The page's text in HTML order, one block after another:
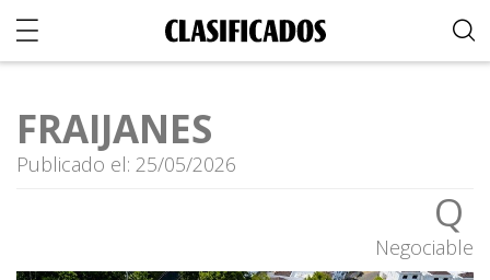
FRAIJANES
Publicado el: 25/05/2026
Q
Negociable